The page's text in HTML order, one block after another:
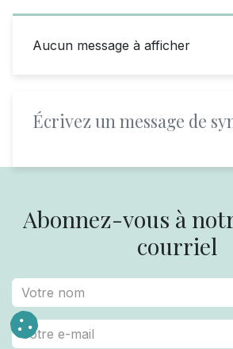
Aucun message à afficher
Écrivez un message de
Abonnez-vous à
courriel